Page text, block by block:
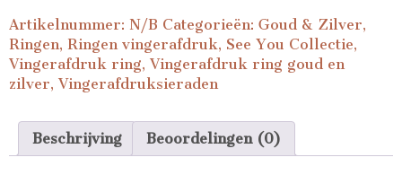
Artikelnummer: N/B Categorieën: Goud & Zilver,
Ringen, Ringen vingerafdruk, See You Collectie,
Vingerafdruk ring, Vingerafdruk ring goud en
zilver, Vingerafdruksieraden
Beschrijving Beoordelingen (0)